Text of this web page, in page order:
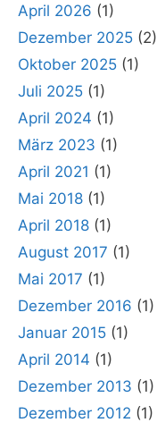
April 2026 (1)
Dezember 2025 (2)
Oktober 2025 (1)
Juli 2025 (1)
April 2024 (1)
März 2023 (1)
April 2021 (1)
Mai 2018 (1)
April 2018 (1)
August 2017 (1)
Mai 2017 (1)
Dezember 2016 (1)
Januar 2015 (1)
April 2014 (1)
Dezember 2013 (1)
Dezember 2012 (1)